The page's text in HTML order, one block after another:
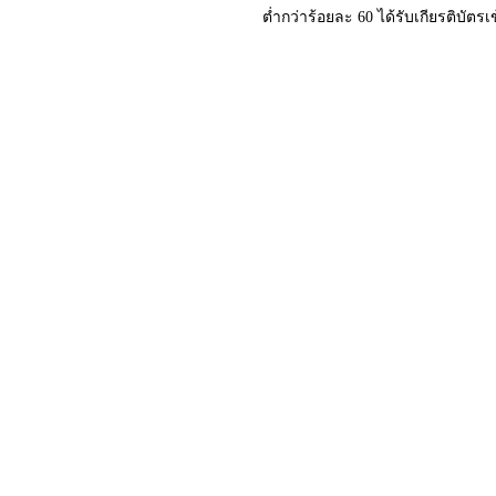
ต่ำกว่าร้อยละ 60 ได้รับเกียรติบัตร